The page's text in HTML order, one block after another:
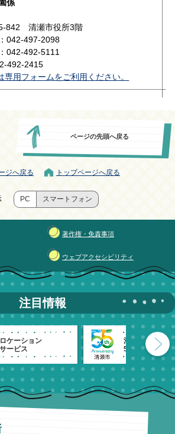
係
842 清瀬市役所3階
042-497-2098
042-492-5111
492-2415
専用フォームをご利用ください。
ページの先頭へ戻る
ジへ戻る トップページへ戻る
PC スマートフォン
著作権・免責事項
ウェブアクセシビリティ
注目情報
ロケーション
サービス
清瀬市
55周年記念